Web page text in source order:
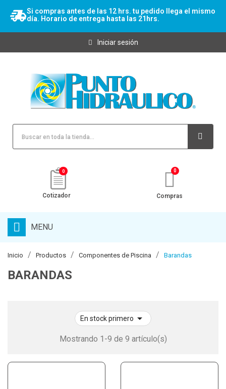
Si compras antes de las 12 hrs. tu pedido llega el mismo
día. Horario de entrega hasta las 21hrs.
Iniciar sesión
0
Cotizador Compras
MENU
Inicio Productos Componentes de Piscina Barandas
BARANDAS
En stock primero 
Mostrando 1-9 de 9 artículo(s)